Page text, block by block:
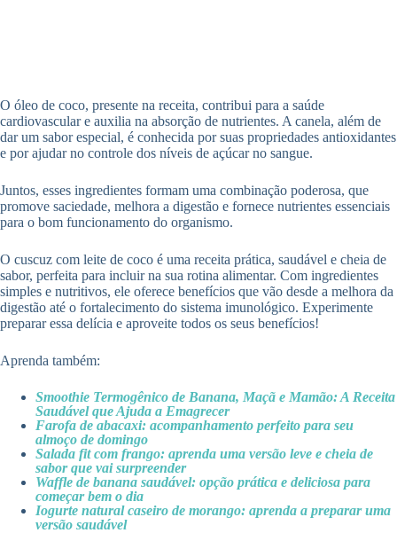
O óleo de coco, presente na receita, contribui para a saúde
cardiovascular e auxilia na absorção de nutrientes. A canela, além de
dar um sabor especial, é conhecida por suas propriedades antioxidantes
e por ajudar no controle dos níveis de açúcar no sangue.
Juntos, esses ingredientes formam uma combinação poderosa, que
promove saciedade, melhora a digestão e fornece nutrientes essenciais
para o bom funcionamento do organismo.
O cuscuz com leite de coco é uma receita prática, saudável e cheia de
sabor, perfeita para incluir na sua rotina alimentar. Com ingredientes
simples e nutritivos, ele oferece benefícios que vão desde a melhora da
digestão até o fortalecimento do sistema imunológico. Experimente
preparar essa delícia e aproveite todos os seus benefícios!
Aprenda também:
Smoothie Termogênico de Banana, Maçã e Mamão: A Receita
Saudável que Ajuda a Emagrecer
Farofa de abacaxi: acompanhamento perfeito para seu
almoço de domingo
Salada fit com frango: aprenda uma versão leve e cheia de
sabor que vai surpreender
Waffle de banana saudável: opção prática e deliciosa para
começar bem o dia
Iogurte natural caseiro de morango: aprenda a preparar uma
versão saudável